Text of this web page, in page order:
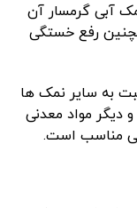
آبی گرمسار آن
رفع خستگی
به سایر نمک ها
دیگر مواد معدنی
مناسب است.